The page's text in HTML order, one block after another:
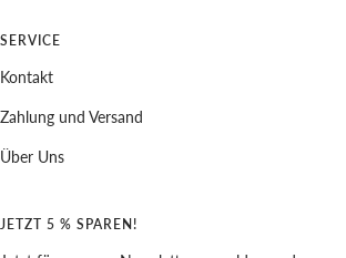
SERVICE
Kontakt
Zahlung und Versand
Über Uns
JETZT 5 % SPAREN!